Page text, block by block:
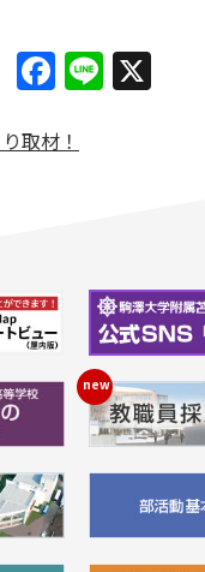
Facebook
Line
取材！